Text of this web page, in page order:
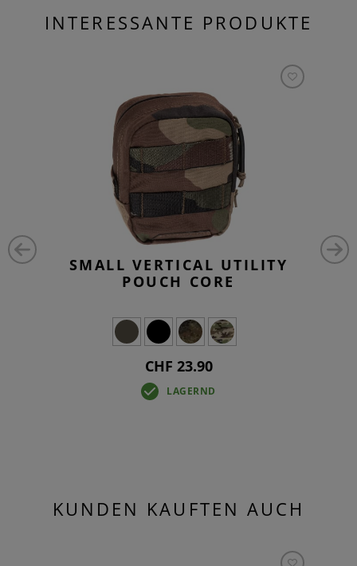
INTERESSANTE PRODUKTE
SMALL VERTICAL UTILITY
POUCH CORE
CHF 23.90
LAGERND
KUNDEN KAUFTEN AUCH